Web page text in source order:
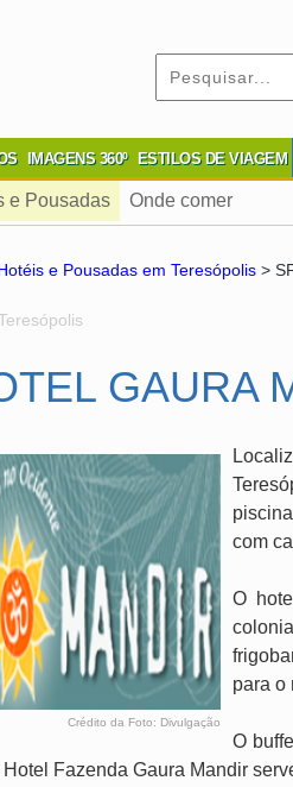
IMAGENS 360º ESTILOS DE VIAGEM
e Pousadas Onde comer
e Pousadas em Teresópolis >
GAURA
Crédito da Foto: Divulgação
com
O
para o
O
Fazenda Gaura Mandir